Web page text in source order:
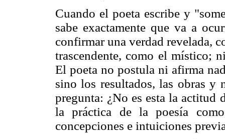
Cuando el poeta escribe y
sabe exactamente que va a
confirmar una verdad revelada,
trascendente, como el místico;
El poeta no postula ni afirma
sino los resultados, las obras y
pregunta: ¿No es esta la actitud
la práctica de la poesía
concepciones e intuiciones